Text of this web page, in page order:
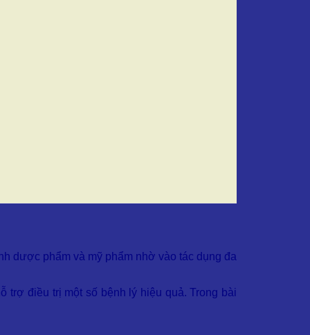
dược phẩm và mỹ phẩm nhờ vào tác dụng đa
trợ điều trị một số bệnh lý hiệu quả. Trong bài